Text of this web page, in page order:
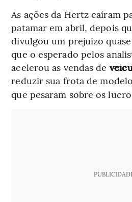
As ações da Hertz caíram
patamar em abril, depois
divulgou um prejuízo
que o esperado pelos
acelerou as vendas de
reduzir sua frota de
que pesaram sobre os